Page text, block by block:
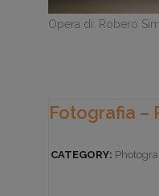
Opera di: Robero
Fotografia –
CATEGORY: